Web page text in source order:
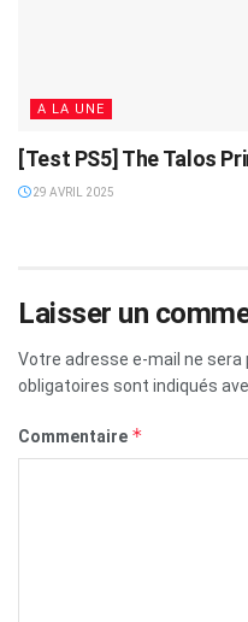
A LA UNE
[Test PS5] The Talos
29 AVRIL 2025
Laisser un
Votre adresse e-mail ne sera
obligatoires sont indiqués
Commentaire *